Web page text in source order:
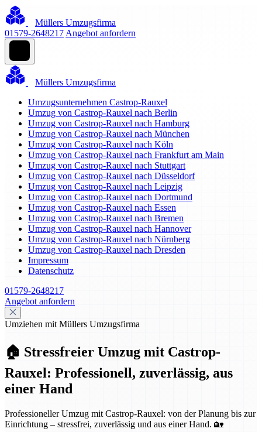
Müllers Umzugsfirma
01579-2648217 Angebot anfordern
Müllers Umzugsfirma
Umzugsunternehmen Castrop-Rauxel
Umzug von Castrop-Rauxel nach Berlin
Umzug von Castrop-Rauxel nach Hamburg
Umzug von Castrop-Rauxel nach München
Umzug von Castrop-Rauxel nach Köln
Umzug von Castrop-Rauxel nach Frankfurt am Main
Umzug von Castrop-Rauxel nach Stuttgart
Umzug von Castrop-Rauxel nach Düsseldorf
Umzug von Castrop-Rauxel nach Leipzig
Umzug von Castrop-Rauxel nach Dortmund
Umzug von Castrop-Rauxel nach Essen
Umzug von Castrop-Rauxel nach Bremen
Umzug von Castrop-Rauxel nach Hannover
Umzug von Castrop-Rauxel nach Nürnberg
Umzug von Castrop-Rauxel nach Dresden
Impressum
Datenschutz
01579-2648217
Angebot anfordern
Umziehen mit Müllers Umzugsfirma
🏠 Stressfreier Umzug mit Castrop-
Rauxel: Professionell, zuverlässig, aus
einer Hand
Professioneller Umzug mit Castrop-Rauxel: von der Planung bis zur
Einrichtung – stressfrei, zuverlässig und aus einer Hand. 🏡